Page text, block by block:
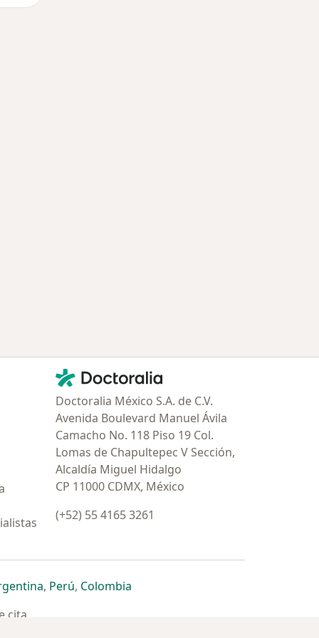
Contacto
Doctoralia - Página de inicio
Doctoralia México S.A. de C.V.
Avenida Boulevard Manuel Ávila
Camacho No. 118 Piso 19 Col.
Lomas de Chapultepec V Sección,
Alcaldía Miguel Hidalgo
CP 11000 CDMX, México
(+52) 55 4165 3261
pestaña
una nueva pestaña
en una nueva pestaña
se abre en una nueva pestaña
, Perúse abre en una nueva pestaña
, Colombiase abre en una nueva pestaña
cita